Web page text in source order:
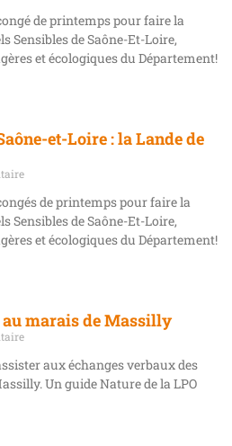
de printemps pour faire la
Sensibles de Saône-Et-Loire,
et écologiques du Département!
et-Loire : la Lande de
de printemps pour faire la
Sensibles de Saône-Et-Loire,
et écologiques du Département!
marais de Massilly
aux échanges verbaux des
Un guide Nature de la LPO